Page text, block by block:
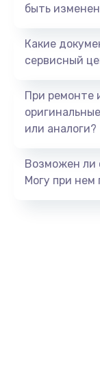
быть
Какие
сервисный
При ремонте
или аналоги?
Возможен ли
Могу при нем